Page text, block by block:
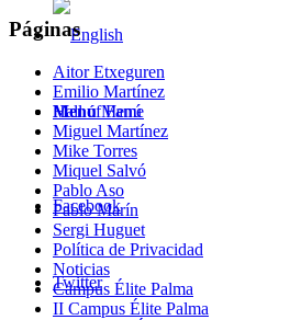
Menú Menú
Facebook
Twitter
Páginas
Aitor Etxeguren
Emilio Martínez
Hall of Fame
Miguel Martínez
Mike Torres
Miquel Salvó
Pablo Aso
Pablo Marín
Sergi Huguet
Política de Privacidad
Noticias
Campus Élite Palma
II Campus Élite Palma